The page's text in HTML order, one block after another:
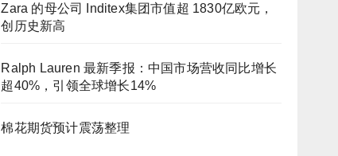
Zara 的母公司 Inditex集团市值超 1830亿欧元，
创历史新高
Ralph Lauren 最新季报：中国市场营收同比增长
超40%，引领全球增长14%
棉花期货预计震荡整理